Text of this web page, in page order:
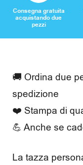
a
m
t
o
e
Consegna gratuita
acquistando due
pezzi
🚚 Ordina due
spedizione
❤️ Stampa di
💪 Anche se
La tazza